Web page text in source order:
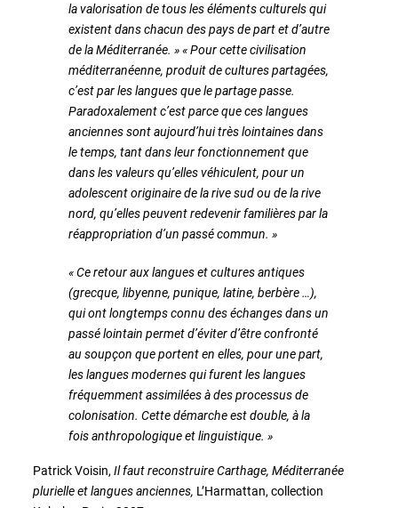
la valorisation de tous les éléments culturels qui
existent dans chacun des pays de part et d’autre
de la Méditerranée. » « Pour cette civilisation
méditerranéenne, produit de cultures partagées,
c’est par les langues que le partage passe.
Paradoxalement c’est parce que ces langues
anciennes sont aujourd’hui très lointaines dans
le temps, tant dans leur fonctionnement que
dans les valeurs qu’elles véhiculent, pour un
adolescent originaire de la rive sud ou de la rive
nord, qu’elles peuvent redevenir familières par la
réappropriation d’un passé commun. »
« Ce retour aux langues et cultures antiques
(grecque, libyenne, punique, latine, berbère …),
qui ont longtemps connu des échanges dans un
passé lointain permet d’éviter d’être confronté
au soupçon que portent en elles, pour une part,
les langues modernes qui furent les langues
fréquemment assimilées à des processus de
colonisation. Cette démarche est double, à la
fois anthropologique et linguistique. »
Patrick Voisin, Il faut reconstruire Carthage, Méditerranée
plurielle et langues anciennes, L’Harmattan, collection